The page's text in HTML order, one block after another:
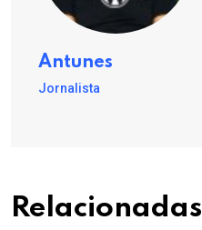
Antunes
Jornalista
Relacionadas